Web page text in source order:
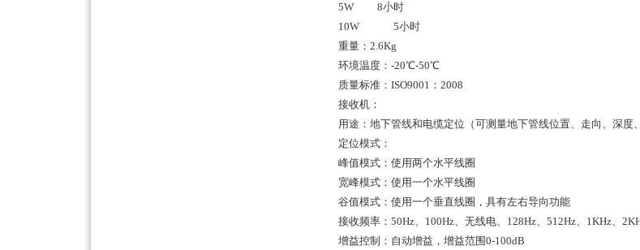
5W 8小时
10W 5小时
重量：2.6Kg
环境温度：-20℃-50℃
质量标准：ISO9001：2008
接收机：
用途：地下管线和电缆定位（可测量地下管线位置、走向、深度
定位模式：
峰值模式：使用两个水平线圈
宽峰模式：使用一个水平线圈
谷值模式：使用一个垂直线圈，具有左右导向功能
接收频率：50Hz、100Hz、无线电、128Hz、512Hz、1KHz、
增益控制：自动增益，增益范围0-100dB